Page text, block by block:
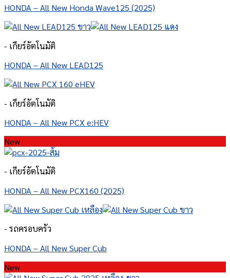
HONDA – All New Honda Wave125 (2025)
- เกียร์อัตโนมัติ
HONDA – All New LEAD125
- เกียร์อัตโนมัติ
HONDA – All New PCX e:HEV
New
- เกียร์อัตโนมัติ
HONDA – All New PCX160 (2025)
- รถครอบครัว
HONDA – All New Super Cub
New